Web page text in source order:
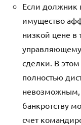
Если должник
имущество
низкой цене в
сделки. В
полностью
невозможным,
банкротству
счет